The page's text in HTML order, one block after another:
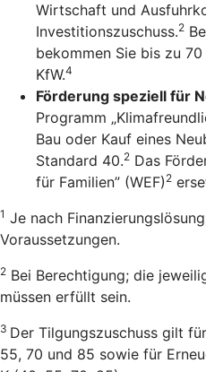
Wirtschaft und
Investitionszuschuss.2
bekommen Sie bis zu
KfW.4
Förderung speziell für
Programm
Bau oder Kauf eines
Standard 40.2 Das
für Familien” (WEF) 2
1 Je nach
Voraussetzungen.
2 Bei Berechtigung; die
müssen erfüllt sein.
3 Der Tilgungszuschuss gilt
55, 70 und 85 sowie für